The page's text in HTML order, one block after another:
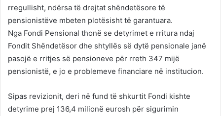
rregullisht, ndërsa të drejtat shëndetësore të
pensionistëve mbeten plotësisht të garantuara.
Nga Fondi Pensional thonë se detyrimet e rritura ndaj
Fondit Shëndetësor dhe shtyllës së dytë pensionale janë
pasojë e rritjes së pensioneve për rreth 347 mijë
pensionistë, e jo e problemeve financiare në institucion.
Sipas revizionit, deri në fund të shkurtit Fondi kishte
detyrime prej 136,4 milionë eurosh për sigurimin